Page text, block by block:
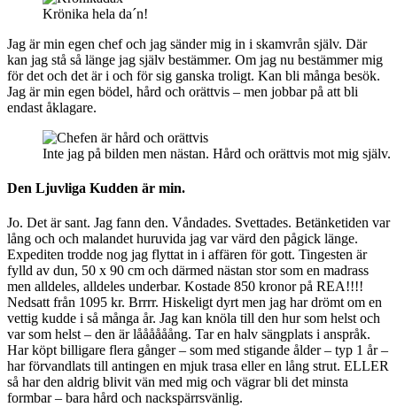
Krönika hela da´n!
Jag är min egen chef och jag sänder mig in i skamvrån själv. Där
kan jag stå så länge jag själv bestämmer. Om jag nu bestämmer mig
för det och det är i och för sig ganska troligt. Kan bli många besök.
Jag är min egen bödel, hård och orättvis – men jobbar på att bli
endast åklagare.
Inte jag på bilden men nästan. Hård och orättvis mot mig själv.
Den Ljuvliga Kudden är min.
Jo. Det är sant. Jag fann den. Våndades. Svettades. Betänketiden var
lång och och malandet huruvida jag var värd den pågick länge.
Expediten trodde nog jag flyttat in i affären för gott. Tingesten är
fylld av dun, 50 x 90 cm och därmed nästan stor som en madrass
men alldeles, alldeles underbar. Kostade 850 kronor på REA!!!!
Nedsatt från 1095 kr. Brrrr. Hiskeligt dyrt men jag har drömt om en
vettig kudde i så många år. Jag kan knöla till den hur som helst och
var som helst – den är låååååång. Tar en halv sängplats i anspråk.
Har köpt billigare flera gånger – som med stigande ålder – typ 1 år –
har förvandlats till antingen en mjuk trasa eller en lång strut. ELLER
så har den aldrig blivit vän med mig och vägrar bli det minsta
formbar – bara hård och nackspärrsvänlig.